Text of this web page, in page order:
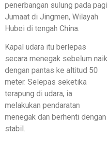
penerbangan sulung pada pagi
Jumaat di Jingmen, Wilayah
Hubei di tengah China.
Kapal udara itu berlepas
secara menegak sebelum naik
dengan pantas ke altitud 50
meter. Selepas seketika
terapung di udara, ia
melakukan pendaratan
menegak dan berhenti dengan
stabil.